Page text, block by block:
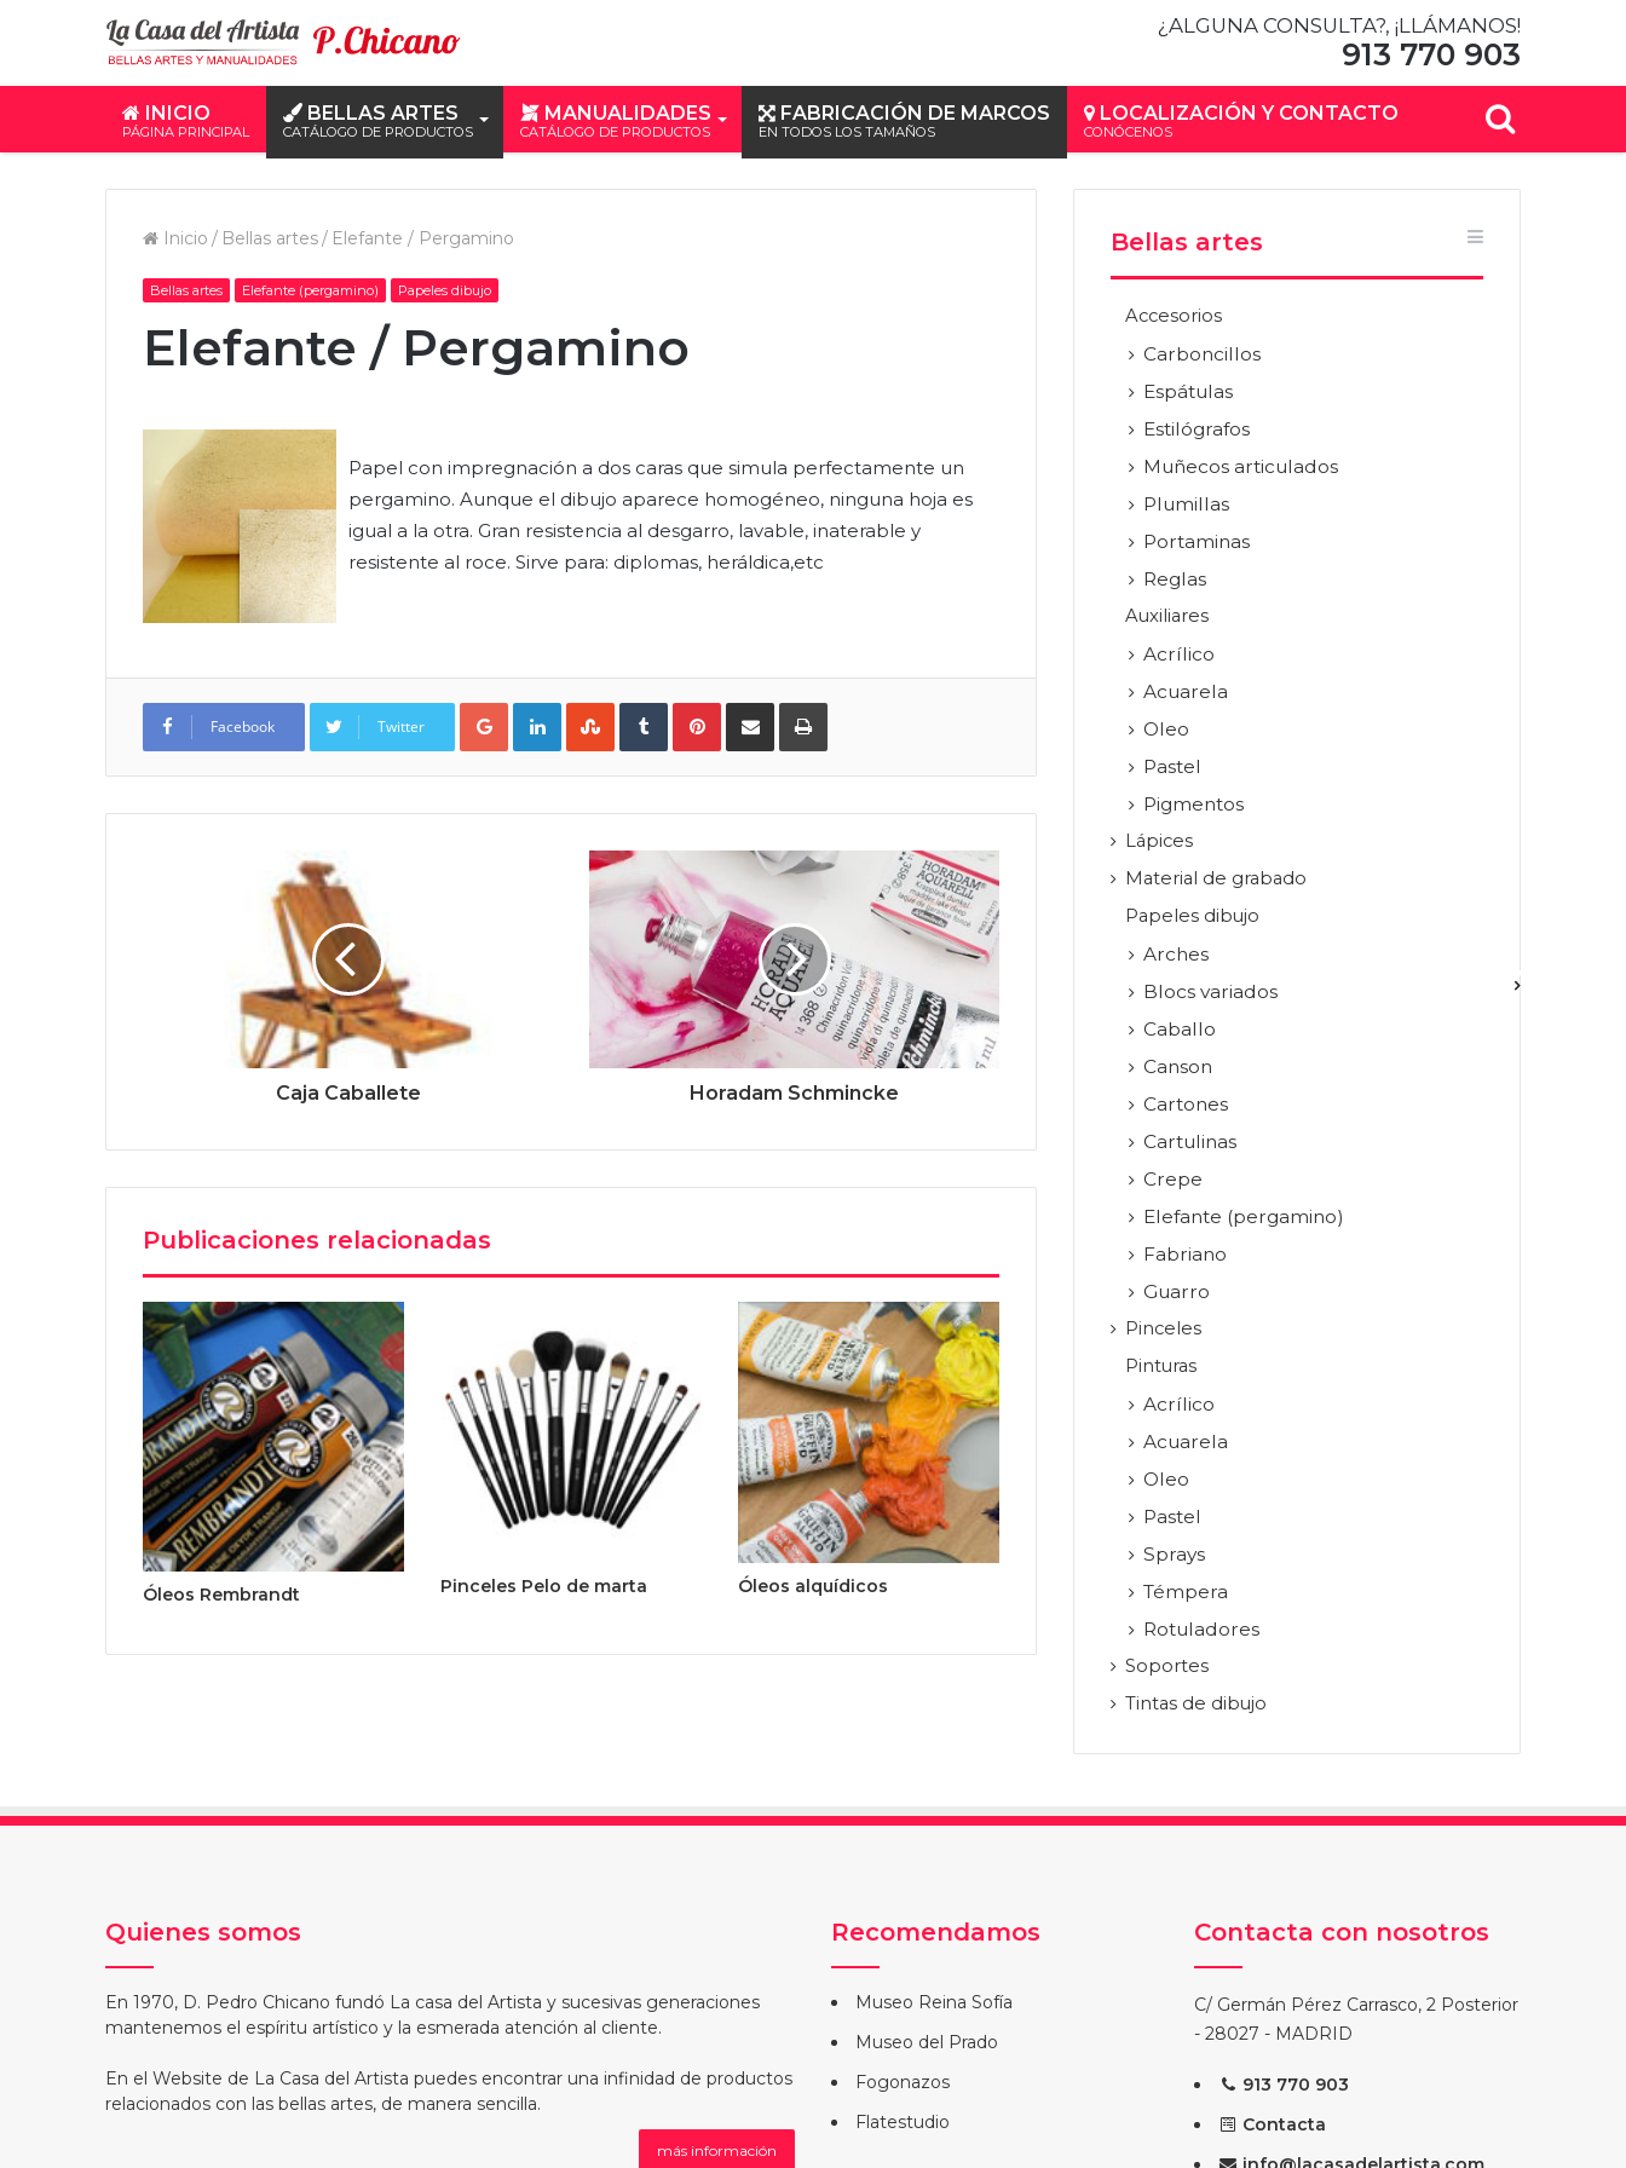
¿ALGUNA CONSULTA?, ¡LLÁMANOS!
913 770 903
INICIO
PÁGINA PRINCIPAL
BELLAS ARTES
CATÁLOGO DE PRODUCTOS
MANUALIDADES
CATÁLOGO DE PRODUCTOS
FABRICACIÓN DE MARCOS
EN TODOS LOS TAMAÑOS
LOCALIZACIÓN Y CONTACTO
CONÓCENOS
Inicio / Bellas artes/ Elefante / Pergamino
Bellas artes Elefante (pergamino) Papeles dibujo
Elefante / Pergamino
Papel con impregnación a dos caras que simula perfectamente un
pergamino. Aunque el dibujo aparece homogéneo, ninguna hoja es
igual a la otra. Gran resistencia al desgarro, lavable, inaterable y
resistente al roce. Sirve para: diplomas, heráldica,etc
Facebook Twitter
Google+ LinkedIn StumbleUpon Tumblr Pinterest Compartir por correo electrónico
Caja Caballete Horadam Schmincke
Publicaciones relacionadas
Óleos Rembrandt Pinceles Pelo de marta Óleos alquídicos
Bellas artes
Accesorios
Carboncillos
Espátulas
Estilógrafos
Muñecos articulados
Plumillas
Portaminas
Reglas
Auxiliares
Acrílico
Acuarela
Oleo
Pastel
Pigmentos
Lápices
Material de grabado
Papeles dibujo
Arches
Blocs variados
Caballo
Canson
Cartones
Cartulinas
Crepe
Elefante (pergamino)
Fabriano
Guarro
Pinceles
Pinturas
Acrílico
Acuarela
Oleo
Pastel
Sprays
Témpera
Rotuladores
Soportes
Tintas de dibujo
Quienes somos
En 1970, D. Pedro Chicano fundó La casa del Artista y sucesivas generaciones
mantenemos el espíritu artístico y la esmerada atención al cliente.
En el Website de La Casa del Artista puedes encontrar una infinidad de productos
relacionados con las bellas artes, de manera sencilla.
más información
Recomendamos
Museo Reina Sofía
Museo del Prado
Fogonazos
Flatestudio
Contacta con nosotros
C/ Germán Pérez Carrasco, 2 Posterior
- 28027 - MADRID
913 770 903
Contacta